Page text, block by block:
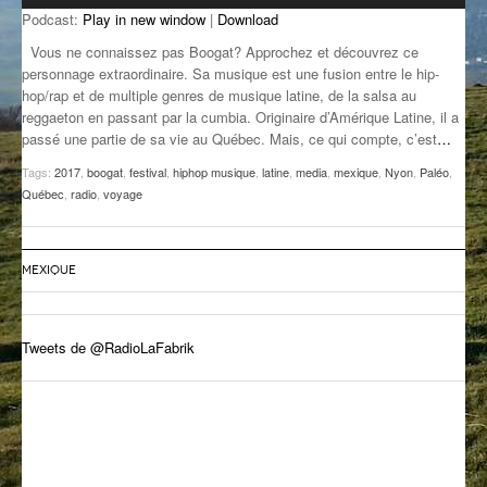
GROOVE N SUN
IL ÉTAIT UNE FOIS
L’ASTUCE DE LA PORTE EN BOIS
LA MINUTE LITTÉRAIRE
LA SOUTERRAINE
MUSIQUE DES ANTIPODES
SONORIK
PLUS DE MIX
Podcast: Play in new window | Download
Vous ne connaissez pas Boogat? Approchez et découvrez ce
personnage extraordinaire. Sa musique est une fusion entre le hip-
hop/rap et de multiple genres de musique latine, de la salsa au
reggaeton en passant par la cumbia. Originaire d’Amérique Latine, il a
passé une partie de sa vie au Québec. Mais, ce qui compte, c’est…
Tags: 2017 boogat festival hiphop musique latine media mexique Nyon Paléo
Québec radio voyage
MEXIQUE
Tweets de @RadioLaFabrik